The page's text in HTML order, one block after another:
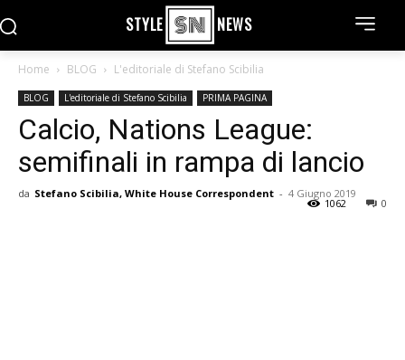
STYLE NEWS
Home BLOG L'editoriale di Stefano Scibilia
BLOG L'editoriale di Stefano Scibilia PRIMA PAGINA
Calcio, Nations League:
semifinali in rampa di lancio
da Stefano Scibilia, White House Correspondent - 4 Giugno 2019
0
1062